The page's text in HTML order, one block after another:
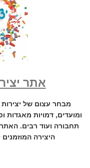
אתר
מבחר עצום של יצירות
ומועדים, דמויות מאגדות
תחבורה ועוד רבים. האתר
היצירה המוזמנים